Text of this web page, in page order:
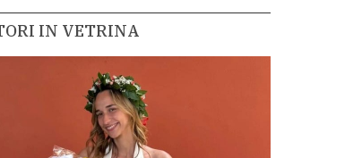
IN VETRINA